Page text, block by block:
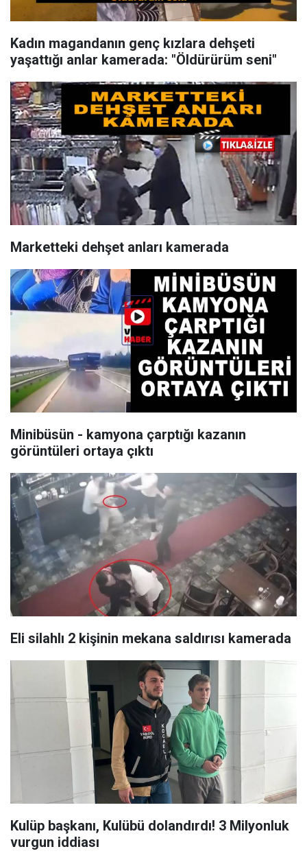
Kadın magandanın genç kızlara dehşeti
yaşattığı anlar kamerada: "Öldürürüm seni"
Marketteki dehşet anları kamerada
Minibüsün - kamyona çarptığı kazanın
görüntüleri ortaya çıktı
Eli silahlı 2 kişinin mekana saldırısı kamerada
Kulüp başkanı, Kulübü dolandırdı! 3 Milyonluk
vurgun iddiası